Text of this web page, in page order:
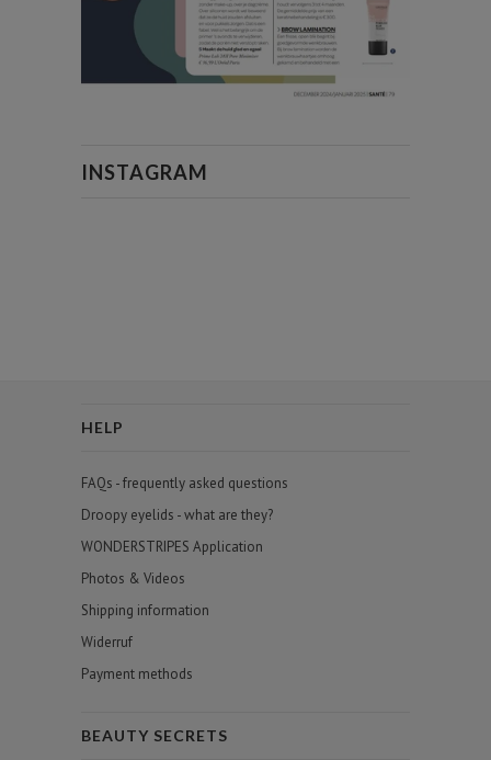
INSTAGRAM
HELP
FAQs - frequently asked questions
Droopy eyelids - what are they?
WONDERSTRIPES Application
Photos & Videos
Shipping information
Widerruf
Payment methods
BEAUTY SECRETS